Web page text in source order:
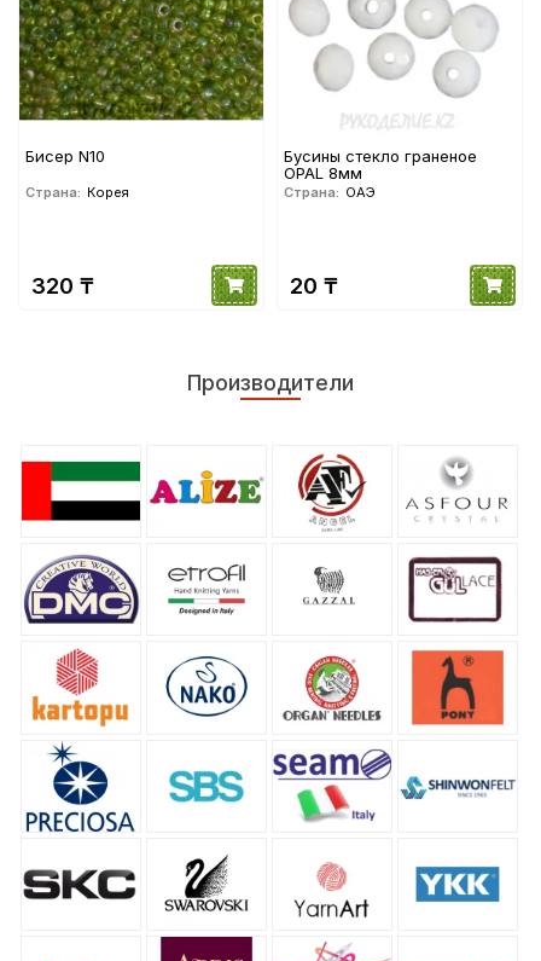
Бисер N10
Страна: Корея
320 ₸
Бусины стекло граненое
OPAL 8мм
Страна: ОАЭ
20 ₸
Производители